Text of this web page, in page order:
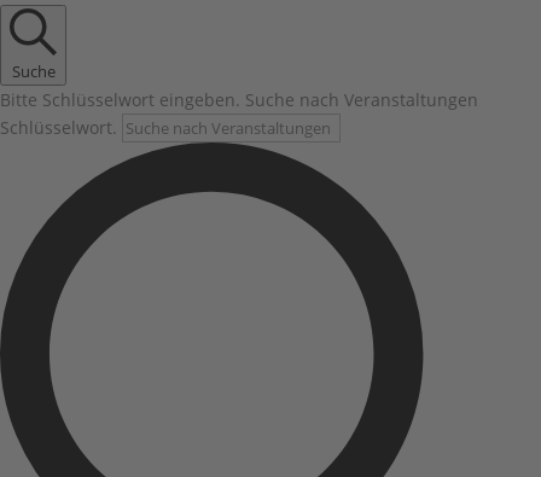
Suche
Bitte Schlüsselwort eingeben. Suche nach Veranstaltungen
Schlüsselwort.